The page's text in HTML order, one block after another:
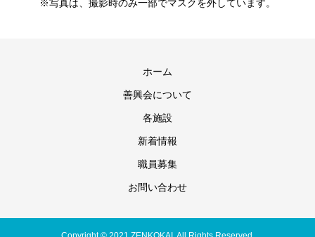
※写真は、撮影時のみ一部でマスクを外しています。
ホーム
善興会について
各施設
新着情報
職員募集
お問い合わせ